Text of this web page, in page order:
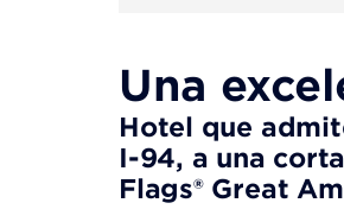
Una
Hotel que
I-94, a una
Flags® Great